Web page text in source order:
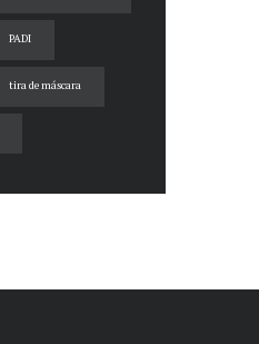
PADI
tira de máscara